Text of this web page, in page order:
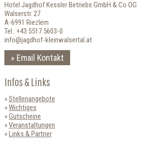
Hotel Jagdhof Kessler Betriebs GmbH & Co OG
Walserstr. 27
A-6991 Riezlern
Tel.: +43 5517 5603-0
info@jagdhof-kleinwalsertal.at
Email Kontakt
Infos & Links
Stellenangebote
Wichtiges
Gutscheine
Veranstaltungen
Links & Partner